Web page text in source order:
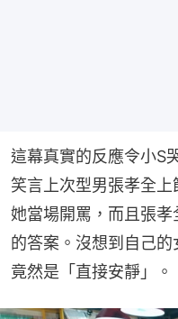
這幕真實的反應令小S
笑言上次型男張孝全
她當場開罵，而且張孝
的答案。沒想到自己
竟然是「直接安靜」。